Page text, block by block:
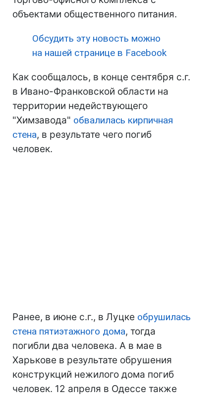
объектами общественного питания.
Обсудить эту новость можно
на нашей странице в Facebook
Как сообщалось, в конце сентября с.г.
в Ивано-Франковской области на
территории недействующего
"Химзавода" обвалилась кирпичная
стена, в результате чего погиб
человек.
Ранее, в июне с.г., в Луцке обрушилась
стена пятиэтажного дома, тогда
погибли два человека. А в мае в
Харькове в результате обрушения
конструкций нежилого дома погиб
человек. 12 апреля в Одессе также